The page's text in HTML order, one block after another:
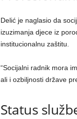
Delić je naglasio da
izuzimanja djece iz
institucionalnu zaštitu.
“Socijalni radnik mora
ali i ozbiljnosti države
Status